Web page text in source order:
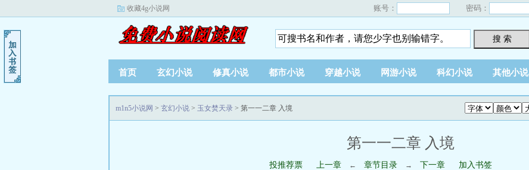
收藏4g小说网 账号： 密码：
搜 索
首页 玄幻小说 修真小说 都市小说 穿越小说 网游小说 科幻小说 其他小说
m1n5小说网 > 玄幻小说 > 玉女焚天录 > 第一一二章 入境
第一一二章 入境
投推荐票 上一章 ← 章节目录 → 下一章 加入书签